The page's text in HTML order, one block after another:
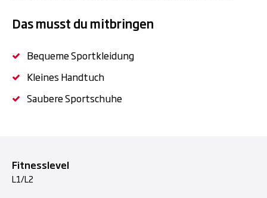
Das musst du mitbringen
Bequeme Sportkleidung
Kleines Handtuch
Saubere Sportschuhe
Fitnesslevel
L1/L2